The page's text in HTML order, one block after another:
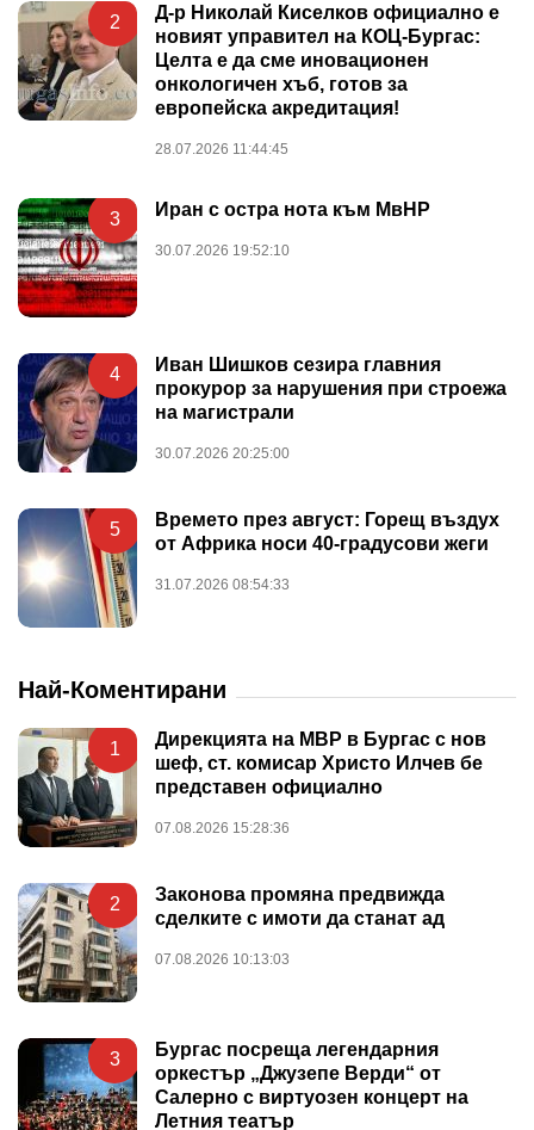
2
Д-р Николай Киселков официално е
новият управител на КОЦ-Бургас:
Целта е да сме иновационен
онкологичен хъб, готов за
европейска акредитация!
28.07.2026 11:44:45
3 Иран с остра нота към МвНР
30.07.2026 19:52:10
4
Иван Шишков сезира главния
прокурор за нарушения при строежа
на магистрали
30.07.2026 20:25:00
5
Времето през август: Горещ въздух
от Африка носи 40-градусови жеги
31.07.2026 08:54:33
Най-Коментирани
1
Дирекцията на МВР в Бургас с нов
шеф, ст. комисар Христо Илчев бе
представен официално
07.08.2026 15:28:36
2
Законова промяна предвижда
сделките с имоти да станат ад
07.08.2026 10:13:03
3
Бургас посреща легендарния
оркестър „Джузепе Верди“ от
Салерно с виртуозен концерт на
Летния театър